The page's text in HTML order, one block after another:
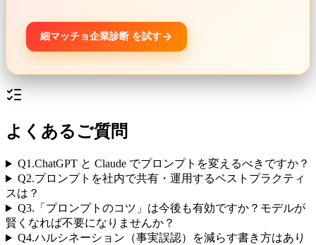
細マッチョ企業診断 を試す
よくあるご質問
Q1 .ChatGPT と Claude でプロンプトを変えるべきですか？
Q2.プロンプトを社内で共有・運用するベストプラクティ
スは？
Q3. 「プロンプトのコツ」は今後も有効ですか？モデルが
賢くなれば不要になりませんか？
Q4.ハルシネーション（事実誤認）を減らす書き方はあり